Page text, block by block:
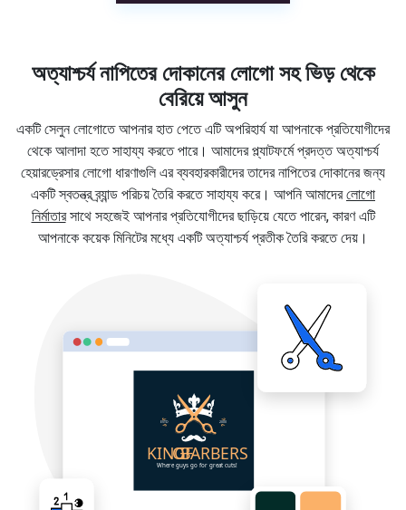
অত্যাশ্চর্য নাপিতের দোকানের লোগো সহ ভিড় থেকে
বেরিয়ে আসুন
একটি সেলুন লোগোতে আপনার হাত পেতে এটি অপরিহার্য যা আপনাকে প্রতিযোগীদের
থেকে আলাদা হতে সাহায্য করতে পারে। আমাদের প্ল্যাটফর্মে প্রদত্ত অত্যাশ্চর্য
হেয়ারড্রেসার লোগো ধারণাগুলি এর ব্যবহারকারীদের তাদের নাপিতের দোকানের জন্য
একটি স্বতন্ত্র ব্র্যান্ড পরিচয় তৈরি করতে সাহায্য করে। আপনি আমাদেরলোগো
নির্মাতারসাথে সহজেই আপনার প্রতিযোগীদের ছাড়িয়ে যেতে পারেন, কারণ এটি
আপনাকে কয়েক মিনিটের মধ্যে একটি অত্যাশ্চর্য প্রতীক তৈরি করতে দেয়।